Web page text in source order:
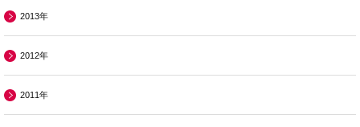
2013年
2012年
2011年